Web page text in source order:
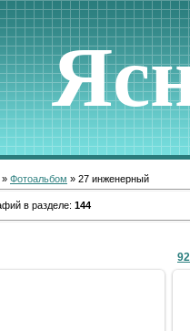
» Фотоальбом » 27 инженерный
в разделе: 144